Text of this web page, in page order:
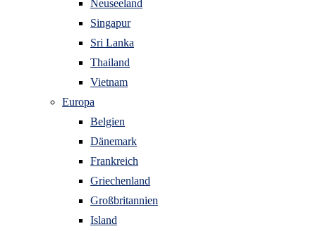
Neuseeland
Singapur
Sri Lanka
Thailand
Vietnam
Europa
Belgien
Dänemark
Frankreich
Griechenland
Großbritannien
Island